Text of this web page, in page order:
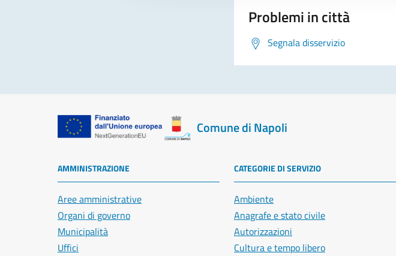
Problemi in città
Segnala disservizio
Comune di Napoli
AMMINISTRAZIONE
Aree amministrative
Organi di governo
Municipalità
Uffici
CATEGORIE DI SERVIZIO
Ambiente
Anagrafe e stato civile
Autorizzazioni
Cultura e tempo libero